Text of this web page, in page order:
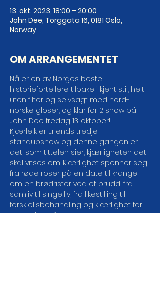
13. okt. 2023, 18:00 – 20:00
John Dee, Torggata 16, 0181 Oslo,
Norway
OM ARRANGEMENTET
Nå er en av Norges beste
historiefortellere tilbake i kjent stil, helt
uten filter og selvsagt med nord-
norske gloser, og klar for 2 show på
John Dee fredag 13. oktober!
Kjærleik er Erlends tredje
standupshow og denne gangen er
det, som tittelen sier, kjærligheten det
skal vitses om. Kjærlighet spenner seg
fra røde roser på en date til krangel
om en brødrister ved et brudd, fra
samliv til singelliv, fra likestilling til
forskjellsbehandling og kjærlighet for
seg selv og for andre.